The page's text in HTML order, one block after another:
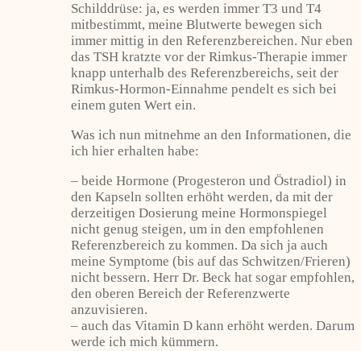
Schilddrüse: ja, es werden immer T3 und T4
mitbestimmt, meine Blutwerte bewegen sich
immer mittig in den Referenzbereichen. Nur eben
das TSH kratzte vor der Rimkus-Therapie immer
knapp unterhalb des Referenzbereichs, seit der
Rimkus-Hormon-Einnahme pendelt es sich bei
einem guten Wert ein.
Was ich nun mitnehme an den Informationen, die
ich hier erhalten habe:
– beide Hormone (Progesteron und Östradiol) in
den Kapseln sollten erhöht werden, da mit der
derzeitigen Dosierung meine Hormonspiegel
nicht genug steigen, um in den empfohlenen
Referenzbereich zu kommen. Da sich ja auch
meine Symptome (bis auf das Schwitzen/Frieren)
nicht bessern. Herr Dr. Beck hat sogar empfohlen,
den oberen Bereich der Referenzwerte
anzuvisieren.
– auch das Vitamin D kann erhöht werden. Darum
werde ich mich kümmern.